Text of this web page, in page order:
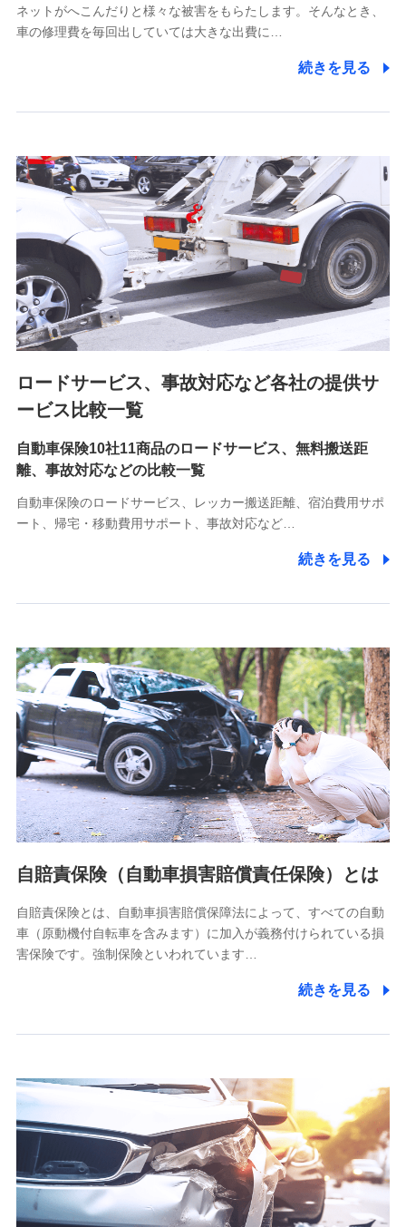
5.通話録音にて取得する情報
7.社員（従業者）の個人情報
人事･勤怠･健康・労務等の管理、給与支給、福利厚生・採用
退職関連処理等の各種手続きのため、当社と従業員または従
業員同士の連絡のため
8.取引先個人情報
取引先としての選定業務、営業情報の提供業務、契約締結手
続き業務、取引管理業務、およびこれらに準ずる業務の遂行
のため
9.お問い合わせ情報
各種お問い合わせに対応するため
10.受託業務の 個人情報
受託業務の遂行およびこれらに準ずる業務の遂行のため
11.マイカー通勤管理クラウド並びに法人向けASPサー
をお送りするため
分析するため
当社の対応品質向上やお問い合わせ内容の正確な把握のため
個人情報保護管理者の職名、連絡先
株式会社ドコモ・インシュアランス 営業部長
〒103-0013 東京都中央区日本橋人形町2-14-10 アーバン
ネット日本橋ビル 3F
株式会社ドコモ・インシュアランス
個人情報の第三者提供について
除き、第三者に提供いたしません。
業務の委託
当社は利用目的の達成に必要な範囲内において個人情報の取
【共同して利用される利用データの項目】
当社又は株式会社NTTドコモがサービス提供等を通じて取得
した、以下の情報などの個人データ
基本情報
氏名、電話番号、メールアドレス、お客さまの識別子、
属性、連絡先、dポイントサービスのご利用に関する情
ネットがへこんだりと様々な被害をもらたします。そんなとき、
車の修理費を毎回出していては大きな出費に…
続きを見る
ロードサービス、事故対応など各社の提供サ
ービス比較一覧
自動車保険10社11商品のロードサービス、無料搬送距
離、事故対応などの比較一覧
自動車保険のロードサービス、レッカー搬送距離、宿泊費用サポ
ート、帰宅・移動費用サポート、事故対応など…
続きを見る
自賠責保険（自動車損害賠償責任保険）とは
自賠責保険とは、自動車損害賠償保障法によって、すべての自動
車（原動機付自転車を含みます）に加入が義務付けられている損
害保険です。強制保険といわれています…
続きを見る